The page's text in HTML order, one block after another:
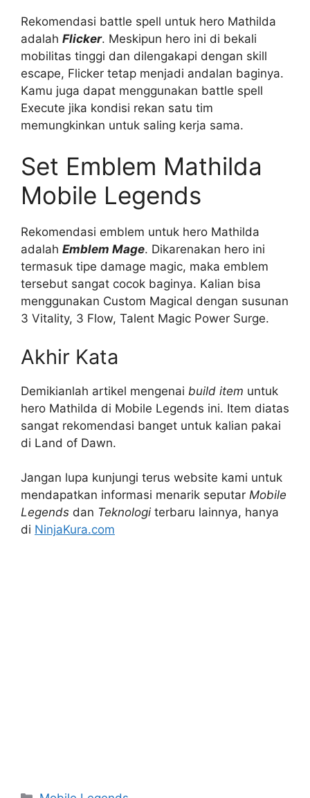
Rekomendasi battle spell untuk hero Mathilda
adalah Flicker. Meskipun hero ini di bekali
mobilitas tinggi dan dilengakapi dengan skill
escape, Flicker tetap menjadi andalan baginya.
Kamu juga dapat menggunakan battle spell
Execute jika kondisi rekan satu tim
memungkinkan untuk saling kerja sama.
Set Emblem Mathilda
Mobile Legends
Rekomendasi emblem untuk hero Mathilda
adalah Emblem Mage. Dikarenakan hero ini
termasuk tipe damage magic, maka emblem
tersebut sangat cocok baginya. Kalian bisa
menggunakan Custom Magical dengan susunan
3 Vitality, 3 Flow, Talent Magic Power Surge.
Akhir Kata
Demikianlah artikel mengenai build item untuk
hero Mathilda di Mobile Legends ini. Item diatas
sangat rekomendasi banget untuk kalian pakai
di Land of Dawn.
Jangan lupa kunjungi terus website kami untuk
mendapatkan informasi menarik seputar Mobile
Legends dan Teknologi terbaru lainnya, hanya
di NinjaKura.com
Categories